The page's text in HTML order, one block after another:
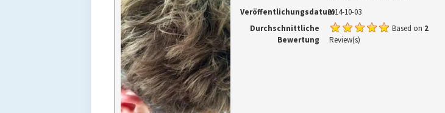
Veröffentlichungsdatum2014-10-03
Durchschnittliche
Bewertung
Based on 2
Review(s)